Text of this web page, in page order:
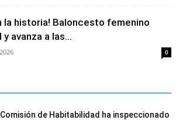
la historia! Baloncesto femenino
avanza a las...
0
Comisión de Habitabilidad ha inspeccionado